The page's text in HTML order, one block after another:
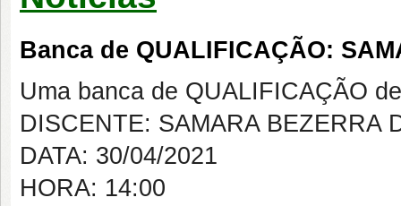
Banca de QUALIFICAÇÃO:
Uma banca de QUALIFICAÇÃO
DISCENTE: SAMARA BEZERRA
DATA: 30/04/2021
HORA: 14:00